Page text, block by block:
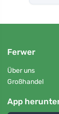
Ferwer
Über uns
Großhandel
App